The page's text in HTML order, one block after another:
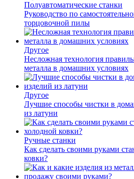
Полуавтоматические станки
Руководство по
торцовочной пилы
Другое
Несложная технология
металла в домашних условиях
Другое
Лучшие способы чистки в
из латуни
Ручные станки
Как сделать своими руками
ковки?